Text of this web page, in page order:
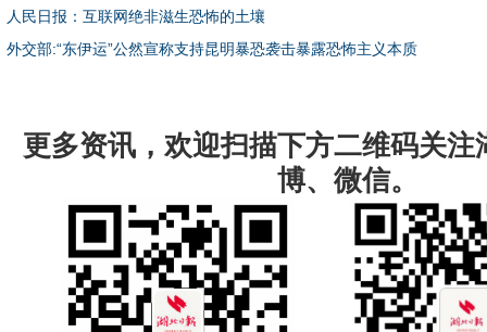
人民日报：互联网绝非滋生恐怖的土壤
外交部:“东伊运”公然宣称支持昆明暴恐袭击暴露恐怖主义本质
更多资讯，欢迎扫描下方二维码关注
博、微信。